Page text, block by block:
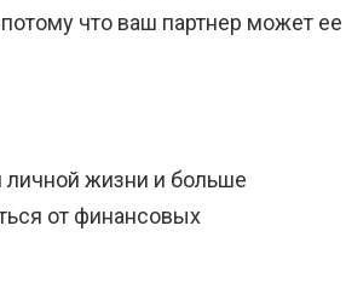
что ваш партнер может ее
личной жизни и больше
от финансовых